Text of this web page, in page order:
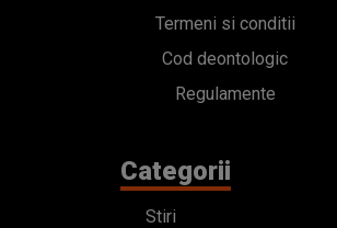
Termeni si conditii
Cod deontologic
Regulamente
Categorii
Stiri